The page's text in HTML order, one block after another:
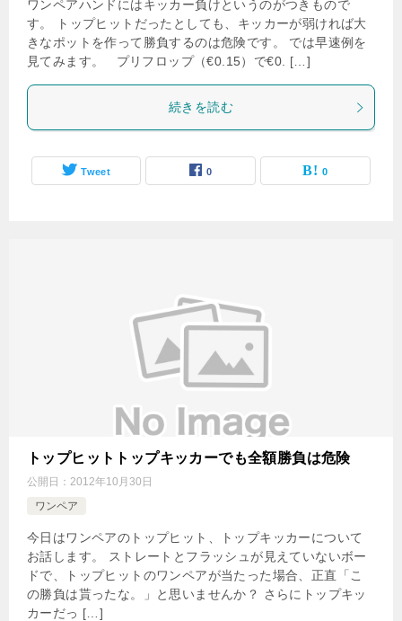
ワンペアハンドにはキッカー負けというのがつきもので
す。 トップヒットだったとしても、キッカーが弱ければ大
きなポットを作って勝負するのは危険です。 では早速例を
見てみます。 プリフロップ（€0.15）で€0. […]
続きを読む
Tweet 0 0
トップヒットトップキッカーでも全額勝負は危険
公開日： 2012年10月30日
ワンペア
今日はワンペアのトップヒット、トップキッカーについて
お話します。 ストレートとフラッシュが見えていないボー
ドで、トップヒットのワンペアが当たった場合、正直「こ
の勝負は貰ったな。」と思いませんか？ さらにトップキッ
カーだっ […]